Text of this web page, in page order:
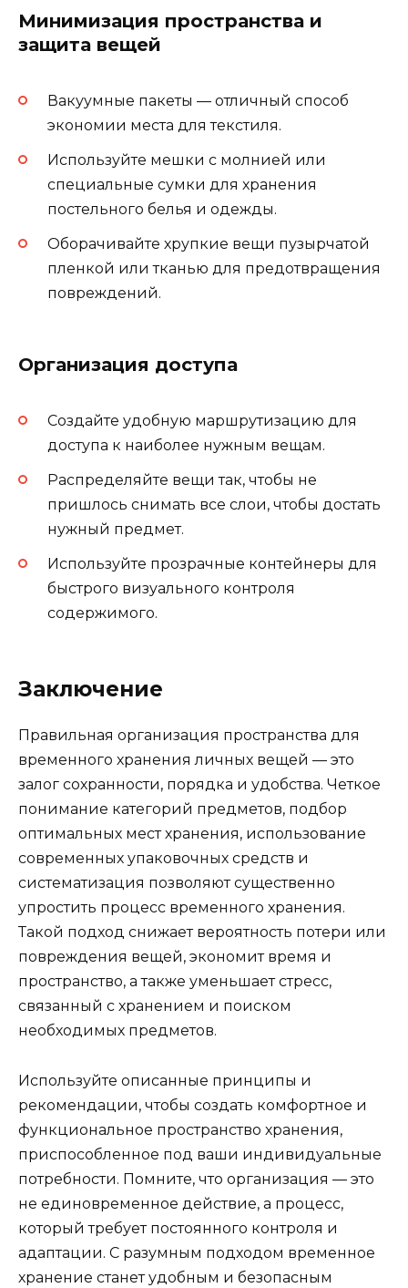
Минимизация пространства и
защита вещей
Вакуумные пакеты — отличный способ
экономии места для текстиля.
Используйте мешки с молнией или
специальные сумки для хранения
постельного белья и одежды.
Оборачивайте хрупкие вещи пузырчатой
пленкой или тканью для предотвращения
повреждений.
Организация доступа
Создайте удобную маршрутизацию для
доступа к наиболее нужным вещам.
Распределяйте вещи так, чтобы не
пришлось снимать все слои, чтобы достать
нужный предмет.
Используйте прозрачные контейнеры для
быстрого визуального контроля
содержимого.
Заключение
Правильная организация пространства для
временного хранения личных вещей — это
залог сохранности, порядка и удобства. Четкое
понимание категорий предметов, подбор
оптимальных мест хранения, использование
современных упаковочных средств и
систематизация позволяют существенно
упростить процесс временного хранения.
Такой подход снижает вероятность потери или
повреждения вещей, экономит время и
пространство, а также уменьшает стресс,
связанный с хранением и поиском
необходимых предметов.
Используйте описанные принципы и
рекомендации, чтобы создать комфортное и
функциональное пространство хранения,
приспособленное под ваши индивидуальные
потребности. Помните, что организация — это
не единовременное действие, а процесс,
который требует постоянного контроля и
адаптации. С разумным подходом временное
хранение станет удобным и безопасным